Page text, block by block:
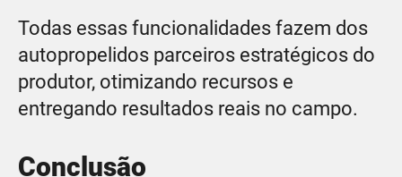
Todas essas funcionalidades fazem dos
autopropelidos parceiros estratégicos do
produtor, otimizando recursos e
entregando resultados reais no campo.
Conclusão